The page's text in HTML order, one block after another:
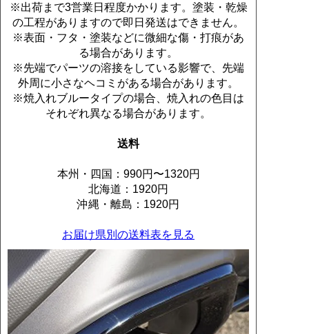
※出荷まで3営業日程度かかります。塗装・乾燥
の工程がありますので即日発送はできません。
※表面・フタ・塗装などに微細な傷・打痕があ
る場合があります。
※先端でパーツの溶接をしている影響で、先端
外周に小さなヘコミがある場合があります。
※焼入れブルータイプの場合、焼入れの色目は
それぞれ異なる場合があります。
送料
本州・四国：990円〜1320円
北海道：1920円
沖縄・離島：1920円
お届け県別の送料表を見る